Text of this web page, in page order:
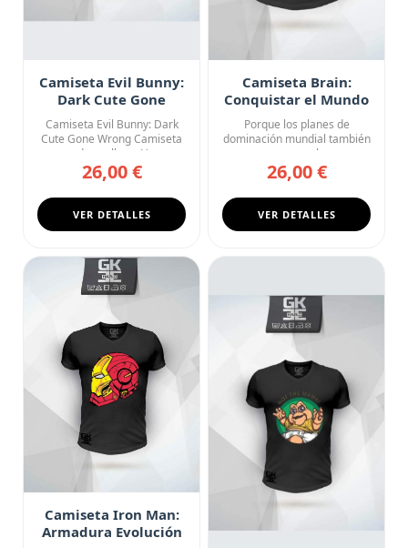
Camiseta Evil Bunny:
Dark Cute Gone
Wrong
Camiseta Evil Bunny: Dark
Cute Gone Wrong Camiseta
negra de cuello en V con ...
26,00 €
VER DETALLES
Camiseta Brain:
Conquistar el Mundo
es el Plan
Porque los planes de
dominación mundial también
merecen una buena
camiseta. B...
26,00 €
VER DETALLES
Camiseta Iron Man:
Armadura Evolución